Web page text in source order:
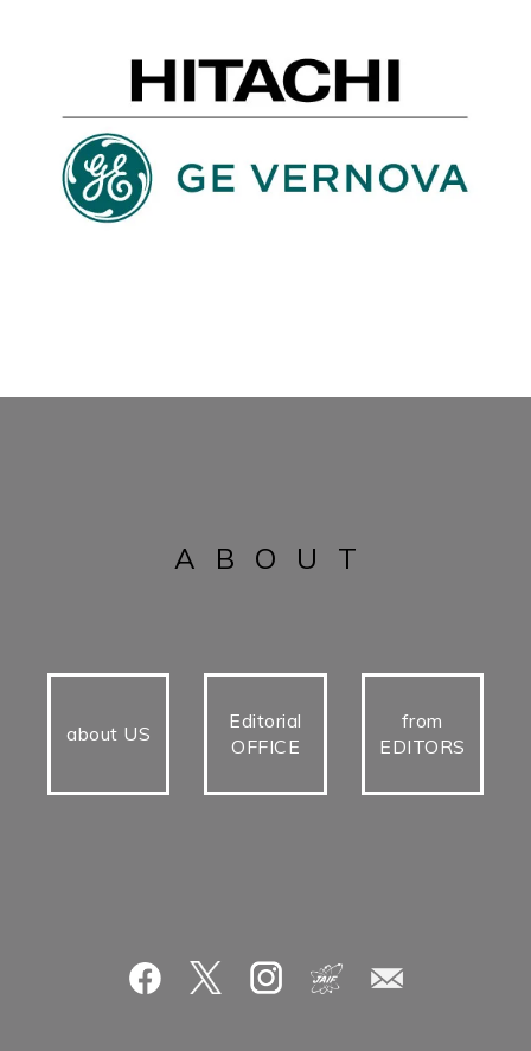
ABOUT
about US
Editorial
OFFICE
from
EDITORS